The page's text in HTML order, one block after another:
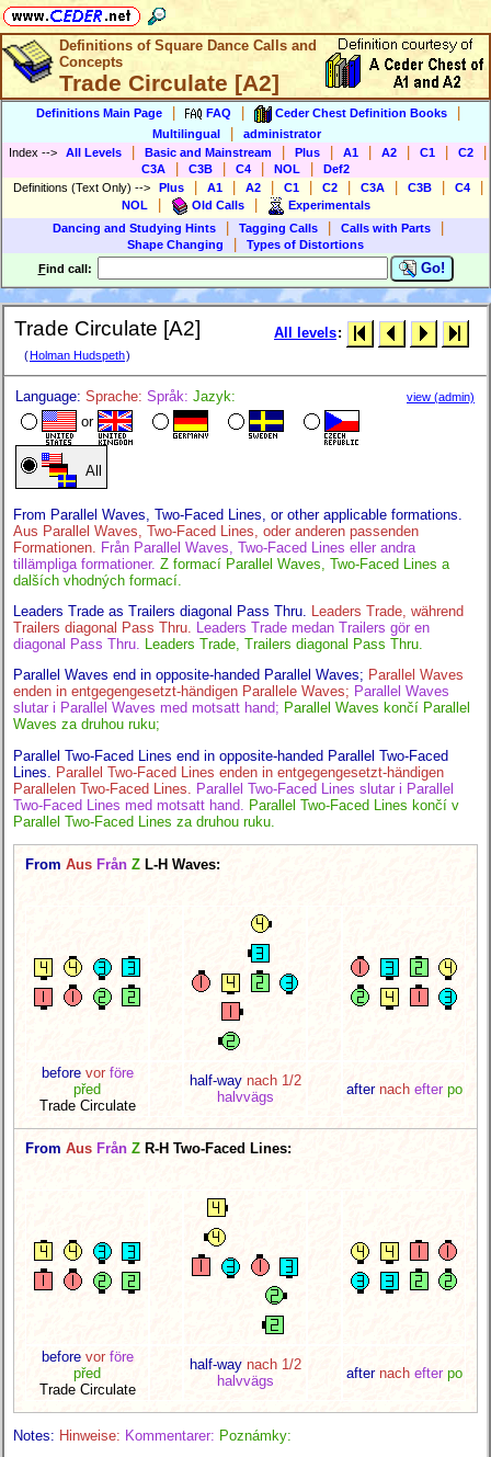
Definitions of Square Dance Calls and
Concepts
Trade Circulate [A2]
Definitions Main Page FAQ Ceder Chest Definition Books
Multilingual
administrator
Index --> All Levels Basic and Mainstream Plus A1 A2 C1 C2
C3A C3B C4 NOL
Def2
Definitions (Text Only) --> Plus A1 A2 C1 C2 C3A C3B C4
NOL Old Calls
Experimentals
Dancing and Studying Hints
Tagging Calls Calls with Parts
Shape Changing
Types of Distortions
Find call: Go!
Trade Circulate [A2]
( Holman Hudspeth)
All levels:
Language: Sprache: Språk: Jazyk:
or
All
view (admin)
From Parallel Waves, Two-Faced Lines, or other applicable formations.
Aus Parallel Waves, Two-Faced Lines, oder anderen passenden
Formationen. Från Parallel Waves, Two-Faced Lines eller andra
tillämpliga formationer. Z formací Parallel Waves, Two-Faced Lines a
dalších vhodných formací.
Leaders Trade as Trailers diagonal Pass Thru.
Leaders Trade, während
Trailers diagonal Pass Thru.
Leaders Trade medan Trailers gör en
diagonal Pass Thru.
Leaders Trade, Trailers diagonal Pass Thru.
Parallel Waves end in opposite-handed Parallel Waves; Parallel Waves
enden in entgegengesetzt-händigen Parallele Waves; Parallel Waves
slutar i Parallel Waves med motsatt hand; Parallel Waves končí Parallel
Waves za druhou ruku;
Parallel Two-Faced Lines end in opposite-handed Parallel Two-Faced
Lines.
Parallel Two-Faced Lines enden in entgegengesetzt-händigen
Parallelen Two-Faced Lines.
Parallel Two-Faced Lines slutar i Parallel
Two-Faced Lines med motsatt hand. Parallel Two-Faced Lines končí v
Parallel Two-Faced Lines za druhou ruku.
From Aus Från Z L-H Waves:
before vor före
před
Trade Circulate
half-way nach 1/2
halvvägs
after nach efter po
From Aus Från Z R-H Two-Faced Lines:
before vor före
před
Trade Circulate
half-way nach 1/2
halvvägs
after nach efter po
Notes: Hinweise: Kommentarer: Poznámky: